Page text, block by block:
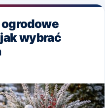
wybrać